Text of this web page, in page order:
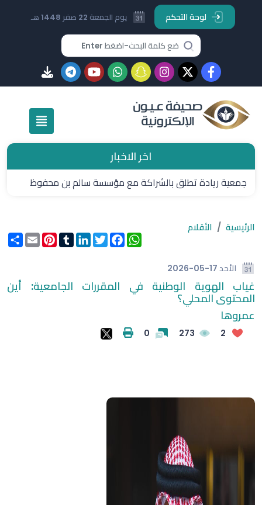
لوحة التحكم يوم الجمعة 22 صفر 1448 هـ
اخر الاخبار
جمعية ريادة تطلق بالشراكة مع مؤسسة سالم بن محفوظ
الرئيسية الأقلام
انشرEmail
PinterestTumblrLinkedInTwitter
Facebook
WhatsApp
الأحد 2026-05-17
غياب الهوية الوطنية في المقررات الجامعية: أين
المحتوى المحلي؟
عمروها
2
273
0